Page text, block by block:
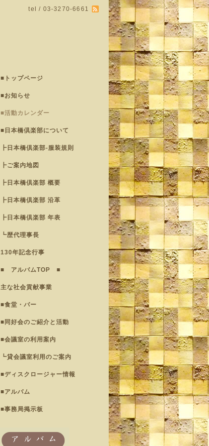
tel / 03-3270-6661
■トップページ
■お知らせ
■活動カレンダー
■日本橋倶楽部について
┣日本橋倶楽部-服装規則
┣ご案内地図
┣日本橋倶楽部 概要
┣日本橋倶楽部 沿革
┣日本橋倶楽部 年表
┗歴代理事長
130年記念行事
■ アルバムTOP ■
主な社会貢献事業
■食堂・バー
■同好会のご紹介と活動
■会議室の利用案内
┗貸会議室利用のご案内
■ディスクロージャー情報
■アルバム
■事務局掲示板